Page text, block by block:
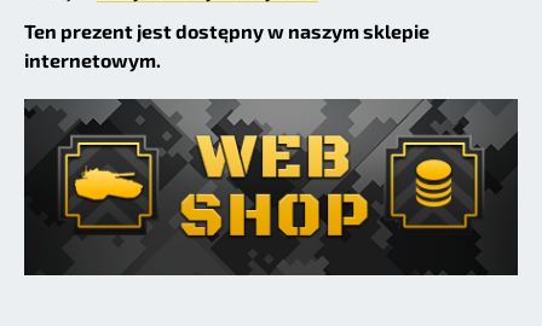
Ten prezent jest dostępny w naszym sklepie
internetowym.